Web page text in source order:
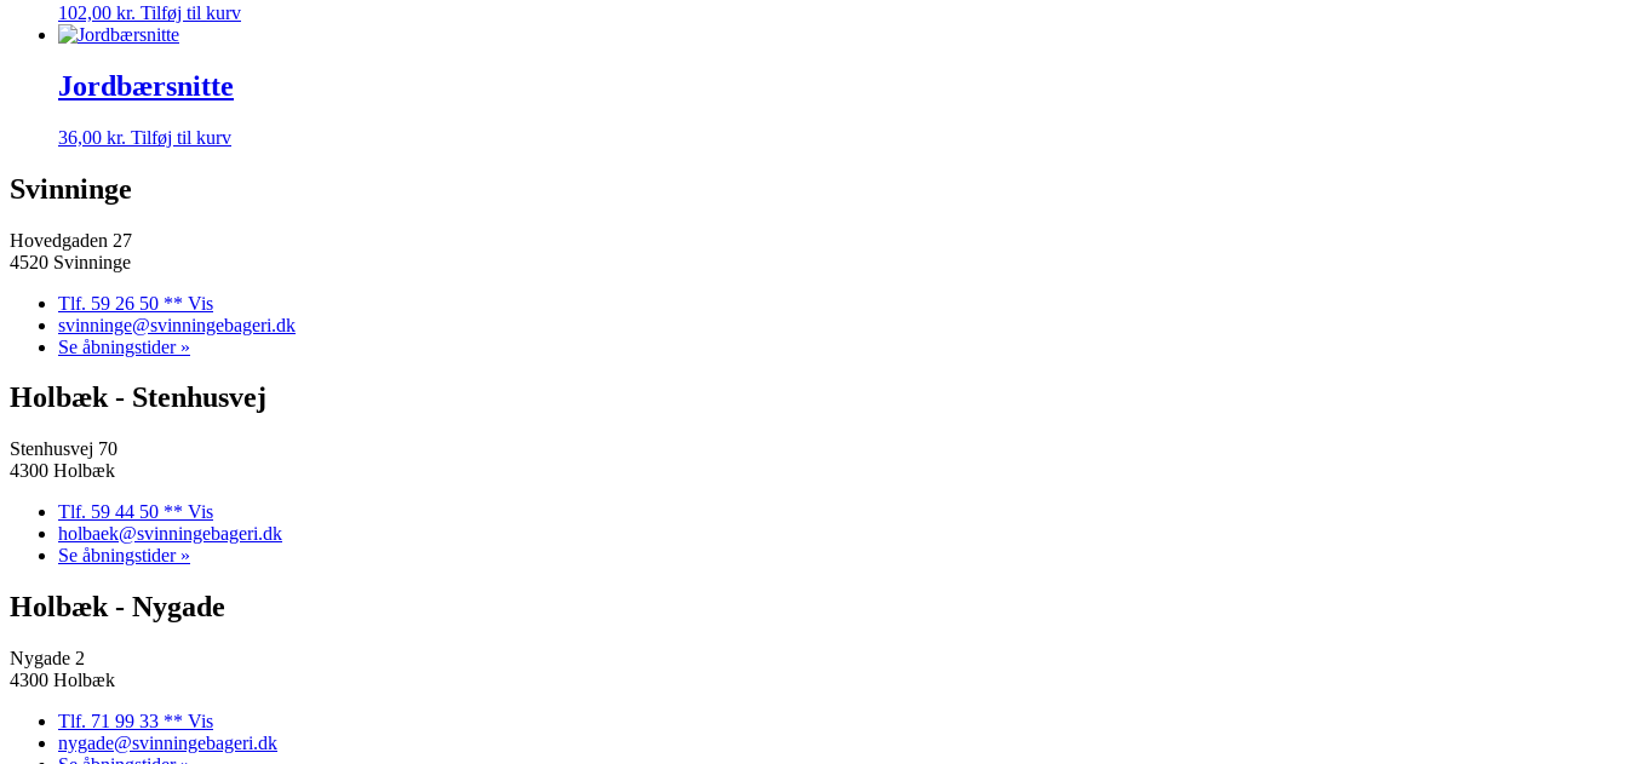
102,00 kr. Tilføj til kurv
Jordbærsnitte
36,00 kr. Tilføj til kurv
Svinninge
Hovedgaden 27
4520 Svinninge
Tlf. 59 26 50 ** Vis
svinninge@svinningebageri.dk
Se åbningstider »
Holbæk - Stenhusvej
Stenhusvej 70
4300 Holbæk
Tlf. 59 44 50 ** Vis
holbaek@svinningebageri.dk
Se åbningstider »
Holbæk - Nygade
Nygade 2
4300 Holbæk
Tlf. 71 99 33 ** Vis
nygade@svinningebageri.dk